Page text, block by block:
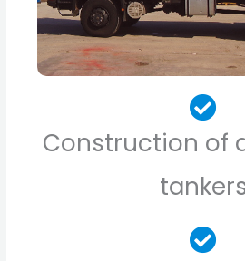
Construction of